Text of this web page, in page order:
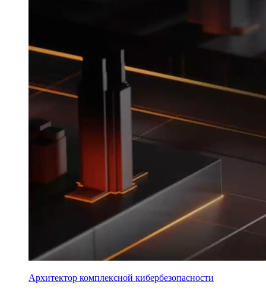
Архитектор комплексной кибербезопасности